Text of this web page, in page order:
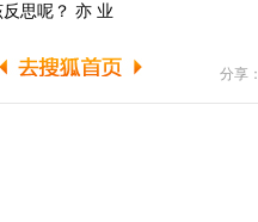
思呢？ 亦 业
分享：